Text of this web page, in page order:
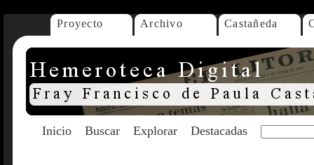
Proyecto Archivo Castañeda
Inicio Buscar Explorar Destacadas